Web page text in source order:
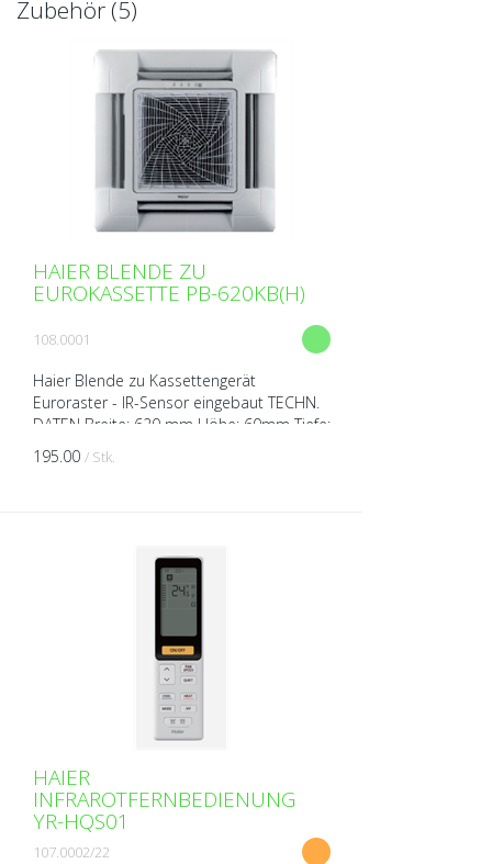
Zubehör (5)
HAIER BLENDE ZU
EUROKASSETTE PB-620KB(H)
108.0001
Haier Blende zu Kassettengerät
Euroraster - IR-Sensor eingebaut TECHN.
DATEN Breite: 620 mm Höhe: 60mm Tiefe:
620 mm Gewicht: 2,8 kg
195.00 / Stk.
HAIER
INFRAROTFERNBEDIENUNG
YR-HQS01
107.0002/22